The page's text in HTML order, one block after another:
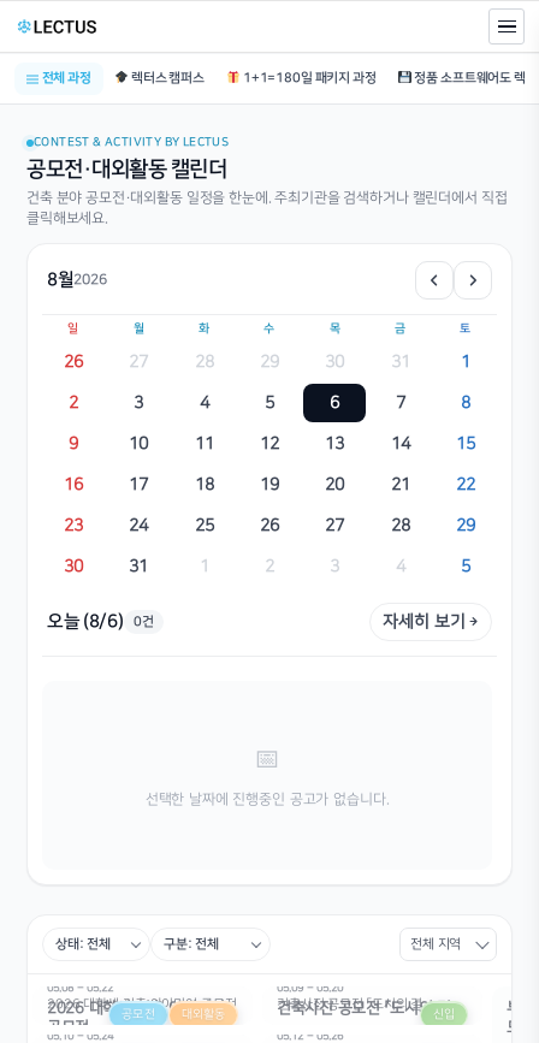
전체 과정 렉터스 캠퍼스 1+1=180일 패키지 과정
CONTEST & ACTIVITY BY LECTUS
공모전·대외활동 캘린더
건축 분야 공모전·대외활동 일정을 한눈에. 주최기관을 검색하거나 캘린더에서 직접
클릭해보세요.
8월2026
일 월 화 수 목 금 토
26 27 28 29 30 31 1
2 3 4 5 6 7 8
9 10 11 12 13 14 15
16 17 18 19 20 21 22
23 24 25 26 27 28 29
30 31 1 2 3 4 5
오늘 (8/6) 0건 자세히 보기
선택한 날짜에 진행중인 공고가 없습니다.
공모전
대외활동
2026 대학생 건축 아이디어
공모전
05.08 – 05.22
2026 대학생 건축 아이디어 공모전
신입
건축사진 공모전 「도시의 결」
05.09 – 05.20
건축사진 공모전 「도시의 결」
05.10 – 05.24 05.12 – 05.26
부산
모전